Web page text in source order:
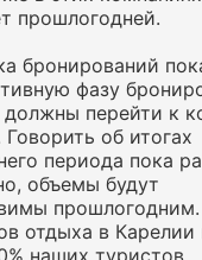
прошлогодней.
бронирований
фазу
должны перейти к
Говорить об итогах
периода пока
объемы будут
прошлогодним.
отдыха в Карелии
наших туристов